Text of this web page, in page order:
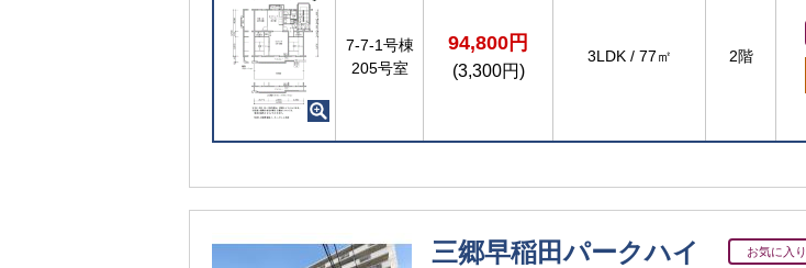
7-7-1号棟
205号室
94,800円
(3,300円)
3LDK / 77㎡ 2階
三郷早稲田パークハイ
お気に入り